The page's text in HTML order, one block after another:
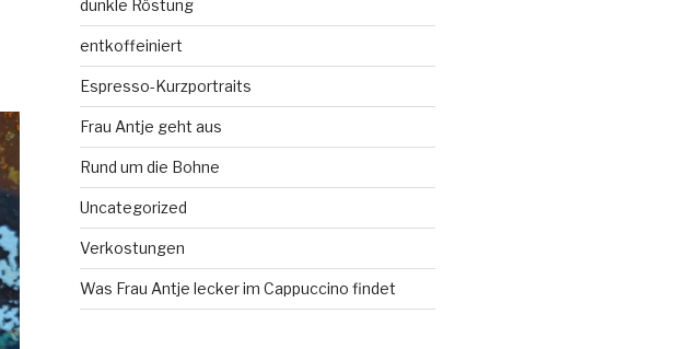
dunkle Röstung
entkoffeiniert
Espresso-Kurzportraits
Frau Antje geht aus
Rund um die Bohne
Uncategorized
Verkostungen
Was Frau Antje lecker im Cappuccino findet